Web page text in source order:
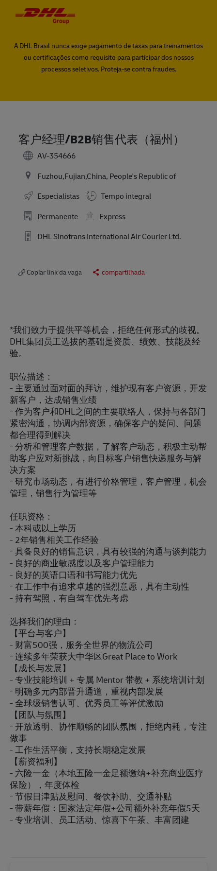
A DHL Brasil nunca exige pagamento de taxas para treinamentos
ou certificações como requisito para participar dos nossos
processos seletivos. Proteja-se contra fraudes.
客户经理/B2B销售代表（福州）
AV-354666
Fuzhou,Fujian,China, People's Republic of
Especialistas
Tempo integral
Permanente
Express
DHL Sinotrans International Air Courier Ltd.
Copiar link da vaga compartilhada
*我们致力于提供平等机会，拒绝任何形式的歧视。
DHL集团员工选拔的基础是资质、绩效、技能及经
验。
职位描述：
- 主要通过面对面的拜访，维护现有客户资源，开发
新客户，达成销售业绩
- 作为客户和DHL之间的主要联络人，保持与各部门
紧密沟通，协调内部资源，确保客户的疑问、问题
都合理得到解决
- 分析和管理客户数据，了解客户动态，积极主动帮
助客户应对新挑战，向目标客户销售快递服务与解
决方案
- 研究市场动态，有进行价格管理，客户管理，机会
管理，销售行为管理等
任职资格：
- 本科或以上学历
- 2年销售相关工作经验
- 具备良好的销售意识，具有较强的沟通与谈判能力
- 良好的商业敏感度以及客户管理能力
- 良好的英语口语和书写能力优先
- 在工作中有追求卓越的强烈意愿，具有主动性
- 持有驾照，有自驾车优先考虑
选择我们的理由：
【平台与客户】
- 财富500强，服务全世界的物流公司
- 连续多年荣获大中华区Great Place to Work
【成长与发展】
- 专业技能培训 + 专属 Mentor 带教 + 系统培训计划
- 明确多元内部晋升通道，重视内部发展
- 全球级销售认可、优秀员工等评优激励
【团队与氛围】
- 开放透明、协作顺畅的团队氛围，拒绝内耗，专注
做事
- 工作生活平衡，支持长期稳定发展
【薪资福利】
- 六险一金（本地五险一金足额缴纳+补充商业医疗
保险），年度体检
- 节假日津贴及慰问、餐饮补助、交通补贴
- 带薪年假：国家法定年假+公司额外补充年假5天
- 专业培训、员工活动、惊喜下午茶、丰富团建